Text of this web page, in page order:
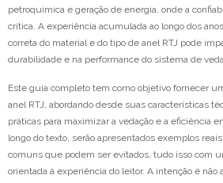
petroquímica e geração de energia, onde a
crítica. A experiência acumulada ao longo dos
correta do material e do tipo de anel RTJ pode
durabilidade e na performance do sistema de
Este guia completo tem como objetivo fornecer
anel RTJ, abordando desde suas características
práticas para maximizar a vedação e a eficiência
longo do texto, serão apresentados exemplos
comuns que podem ser evitados, tudo isso com
orientada à experiência do leitor. A intenção é não